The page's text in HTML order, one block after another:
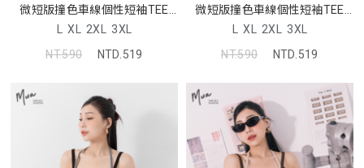
微短版撞色車線個性短袖TEE
MUA
L XL 2XL 3XL
NT.590
NTD.519
微短版撞色車線個性短袖TEE
MUA
L XL 2XL 3XL
NT.590
NTD.519